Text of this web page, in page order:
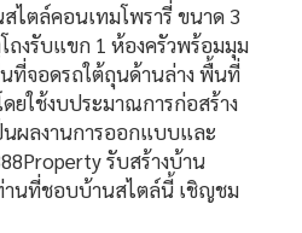
ไตล์คอนเทมโพรารี่ ขนาด 3
ถงรับแขก 1 ห้องครัวพร้อมมุม
ที่จอดรถใต้ถุนด้านล่าง พื้นที่
ยใช้งบประมาณการก่อสร้าง
ผลงานการออกแบบและ
รับสร้างบ้าน
านที่ชอบบ้านสไตล์นี้ เชิญชม